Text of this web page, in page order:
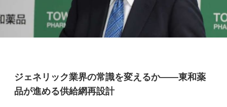
ジェネリック業界の常識を変えるか――東和薬
品が進める供給網再設計